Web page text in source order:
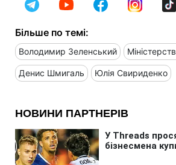
Більше по темі:
Володимир Зеленський
Денис Шмигаль Юлія Свириденко